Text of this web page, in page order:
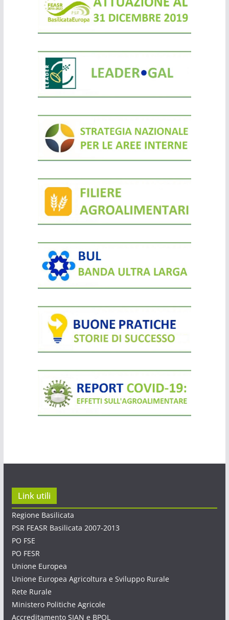
Link utili
Regione Basilicata
PSR FEASR Basilicata 2007-2013
PO FSE
PO FESR
Unione Europea
Unione Europea Agricoltura e Sviluppo Rurale
Rete Rurale
Ministero Politiche Agricole
Accreditamento SIAN e BPOL